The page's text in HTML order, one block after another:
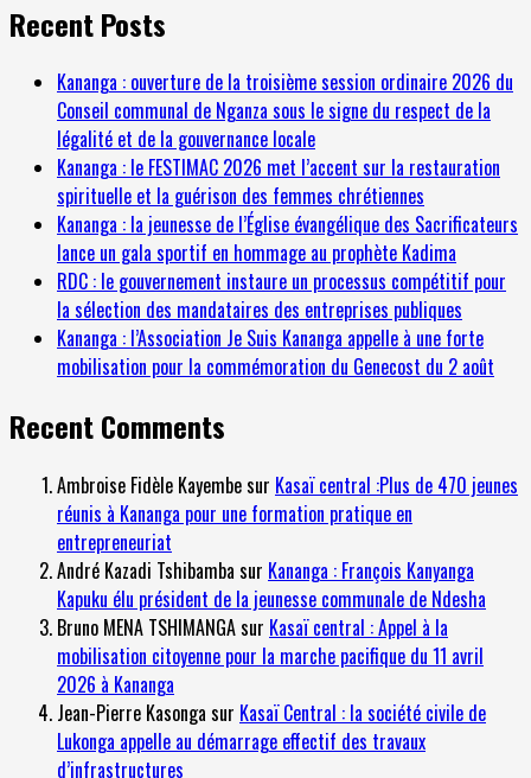
Recent Posts
Kananga : ouverture de la troisième session ordinaire 2026 du
Conseil communal de Nganza sous le signe du respect de la
légalité et de la gouvernance locale
Kananga : le FESTIMAC 2026 met l’accent sur la restauration
spirituelle et la guérison des femmes chrétiennes
Kananga : la jeunesse de l’Église évangélique des Sacrificateurs
lance un gala sportif en hommage au prophète Kadima
RDC : le gouvernement instaure un processus compétitif pour
la sélection des mandataires des entreprises publiques
Kananga : l’Association Je Suis Kananga appelle à une forte
mobilisation pour la commémoration du Genecost du 2 août
Recent Comments
Ambroise Fidèle Kayembesur Kasaï central :Plus de 470 jeunes
réunis à Kananga pour une formation pratique en
entrepreneuriat
André Kazadi Tshibamba sur Kananga : François Kanyanga
Kapuku élu président de la jeunesse communale de Ndesha
Bruno MENA TSHIMANGAsur Kasaï central : Appel à la
mobilisation citoyenne pour la marche pacifique du 11 avril
2026 à Kananga
Jean-Pierre Kasonga sur Kasaï Central : la société civile de
Lukonga appelle au démarrage effectif des travaux
d’infrastructures